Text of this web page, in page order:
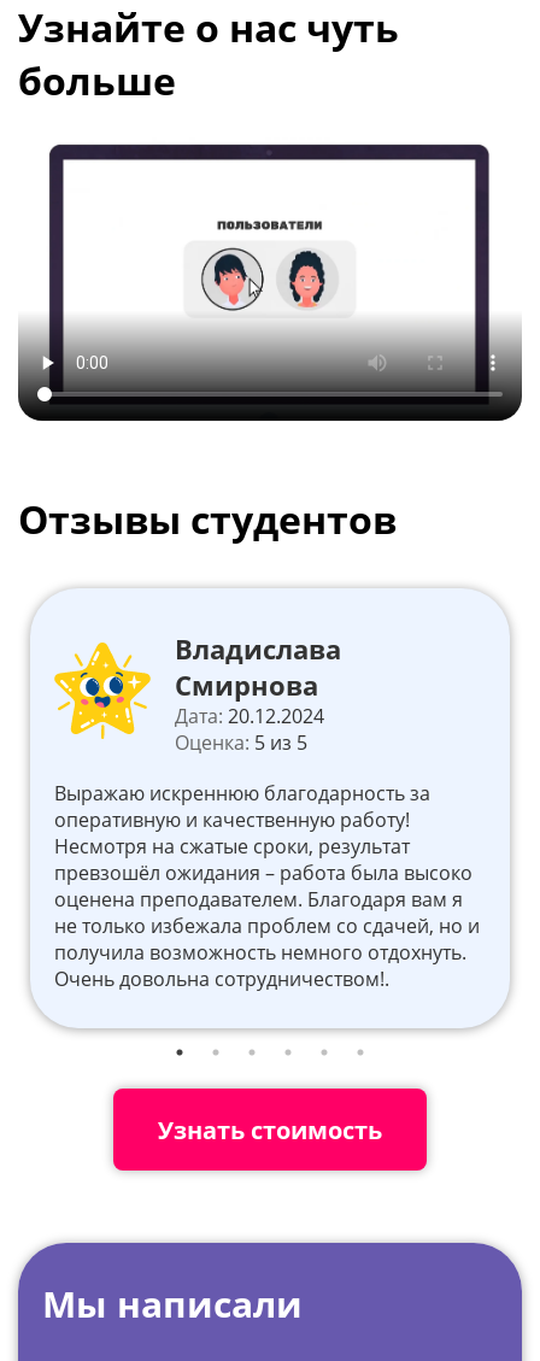
Узнайте о нас чуть
больше
Отзывы студентов
Владислава
Смирнова
Дата: 20.12.2024
Оценка: 5 из 5
Выражаю искреннюю благодарность за
оперативную и качественную работу!
Несмотря на сжатые сроки, результат
превзошёл ожидания – работа была высоко
оценена преподавателем. Благодаря вам я
не только избежала проблем со сдачей, но и
получила возможность немного отдохнуть.
Очень довольна сотрудничеством!.
Узнать стоимость
Мы написали